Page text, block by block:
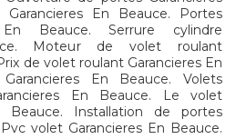
En Beauce. Portes
En Beauce. Serrure cylindre
Moteur de volet roulant
de volet roulant Garancieres En
En Beauce. Volets
En Beauce. Le volet
Beauce. Installation de portes
volet Garancieres En Beauce.